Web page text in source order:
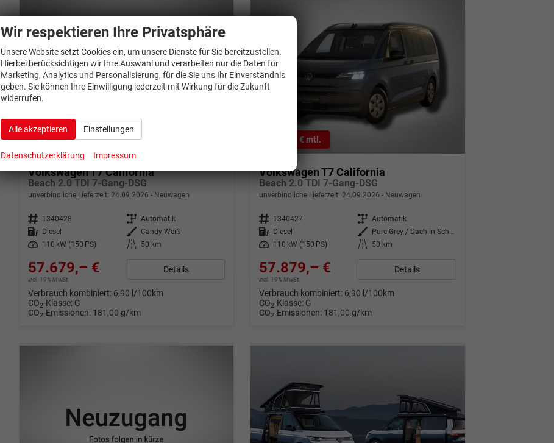
ab 1142,– € mtl.
Volkswagen T7 California
Beach 2.0 TDI 7-Gang-DSG
unverbindliche Lieferzeit: 24.09.2026 Neuwagen
Fahrzeugnr. 1340428 Getriebe Automatik
Kraftstoff
Diesel Außenfarbe Candy Weiß
Leistung
110 kW (150 PS) Kilometerstand 50 km
57.679,– €
incl. 19% MwSt.
Details
Verbrauch kombiniert: 6,90 l/100km
CO2-Klasse: G
CO2-Emissionen: 181,00 g/km
ab 1146,– € mtl.
Volkswagen T7 California
Beach 2.0 TDI 7-Gang-DSG
unverbindliche Lieferzeit: 24.09.2026 Neuwagen
Fahrzeugnr. 1340427 Getriebe Automatik
Kraftstoff
Diesel Außenfarbe
Pure Grey / Dach in Schwarz
Leistung
110 kW (150 PS) Kilometerstand 50 km
57.879,– €
incl. 19% MwSt.
Details
Verbrauch kombiniert: 6,90 l/100km
CO2-Klasse: G
CO2-Emissionen: 181,00 g/km
Wir respektieren Ihre Privatsphäre
Unsere Website setzt Cookies ein, um unsere Dienste für Sie bereitzustellen.
Hierbei berücksichtigen wir Ihre Auswahl und verarbeiten nur die Daten für
Marketing, Analytics und Personalisierung, für die Sie uns Ihr Einverständnis
geben. Sie können Ihre Einwilligung jederzeit mit Wirkung für die Zukunft
widerrufen.
Alle akzeptieren Einstellungen
Datenschutzerklärung Impressum